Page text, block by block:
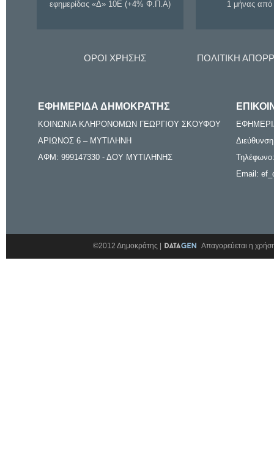
εφημερίδας «Δ» 10Ε (+4% Φ.Π.Α)
1 μήνας
ΟΡΟΙ ΧΡΗΣΗΣ ΠΟΛΙΤΙΚΗ
ΕΦΗΜΕΡΙΔΑ ΔΗΜΟΚΡΑΤΗΣ
ΚΟΙΝΩΝΙΑ ΚΛΗΡΟΝΟΜΩΝ ΓΕΩΡΓΙΟΥ ΣΚΟΥΦΟΥ
ΑΡΙΩΝΟΣ 6 – ΜΥΤΙΛΗΝΗ
ΑΦΜ: 999147330 - ΔΟΥ ΜΥΤΙΛΗΝΗΣ
Email:
©2012 Δημοκράτης | Απαγορεύεται η